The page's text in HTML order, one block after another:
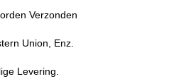
Verzonden
Union, Enz.
Levering.